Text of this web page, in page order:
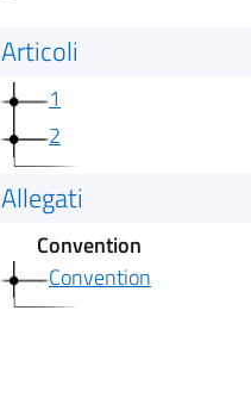
Articoli
1
2
Allegati
Convention
Convention